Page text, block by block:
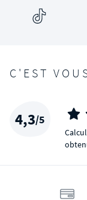
C'EST
4,3/5